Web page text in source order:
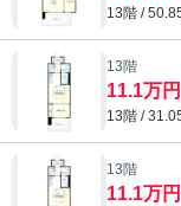
13階 /
13階
11.1万円
13階 /
13階
11.1万円